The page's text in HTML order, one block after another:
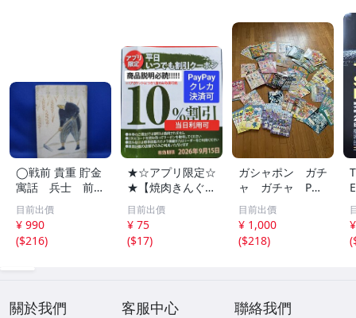
◯戦前 貴重 貯金
寓話 兵士 前
線 昭和１４年
非売品 貯金局 古
い 昭和 レトロ ア
ンティーク ヴィ
目前出價
¥ 990
($216)
★☆アプリ限定☆
★【焼肉きんぐ】
平日いつでもクー
ポン 10%割引券
9月15日まで Pay
Pay・クレカ決済
目前出價
¥ 75
($17)
ガシャポン ガチ
ャ ガチャ POP
ポップ 台紙
非売品 まとめ
て アンパンマ
ン ポケモン ガ
目前出價
¥ 1,000
($218)
(
關於我們 客服中心 聯絡我們